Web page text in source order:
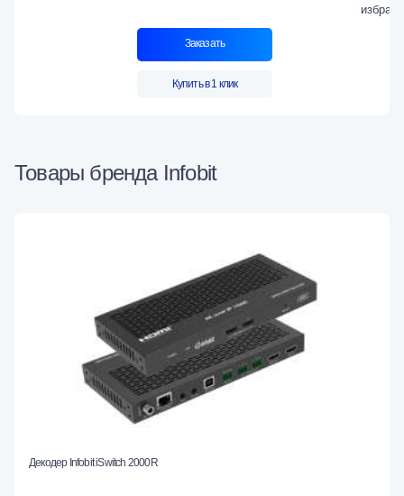
Заказать
Купить в 1 клик
Товары бренда Infobit
Декодер Infobit iSwitch 2000R